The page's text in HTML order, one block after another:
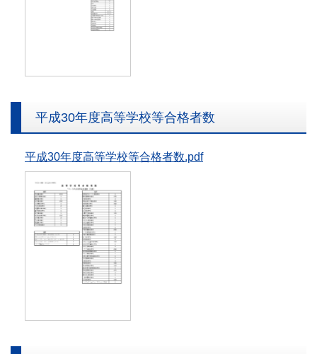
平成30年度高等学校等合格者数
平成30年度高等学校等合格者数.pdf